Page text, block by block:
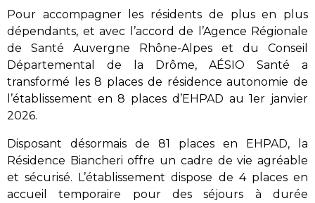
Pour accompagner les résidents de plus en plus
dépendants, et avec l’accord de l’Agence Régionale
de Santé Auvergne Rhône-Alpes et du Conseil
Départemental de la Drôme, AÉSIO Santé a
transformé les 8 places de résidence autonomie de
l’établissement en 8 places d’EHPAD au 1er janvier
2026.
Disposant désormais de 81 places en EHPAD, la
Résidence Biancheri offre un cadre de vie agréable
et sécurisé. L’établissement dispose de 4 places en
accueil temporaire pour des séjours à durée